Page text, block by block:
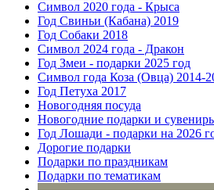
Символ 2020 года - Крыса
Год Свиньи (Кабана) 2019
Год Собаки 2018
Символ 2024 года - Дракон
Год Змеи - подарки 2025 год
Символ года Коза (Овца) 2014-
Год Петуха 2017
Новогодняя посуда
Новогодние подарки и
Год Лошади - подарки на 2026
Дорогие подарки
Подарки по праздникам
Подарки по тематикам